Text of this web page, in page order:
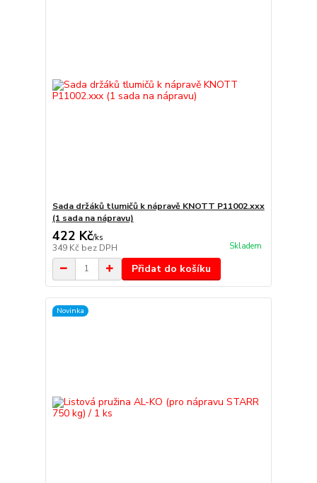
Sada držáků tlumičů k nápravě KNOTT P11002.xxx
(1 sada na nápravu)
422 Kč/ks
349 Kč bez DPH Skladem
Přidat do košíku
Novinka